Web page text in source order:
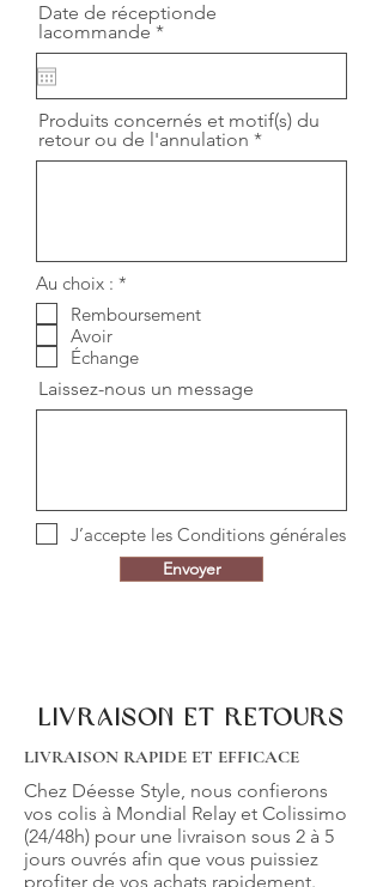
Date de réceptionde
lacommande *r
e
r
e
d
Produits concernés et motif(s) du
retour ou de l'annulation
Au choix : *
l
g
a
t
o
Remboursement
Avoir
Échange
Laissez-nous un message
J’accepte les Conditions générales
Envoyer
Livraison et retours
LIVRAISON RAPIDE ET EFFICACE
Chez Déesse Style, nous confierons
vos colis à Mondial Relay et Colissimo
(24/48h) pour une livraison sous 2 à 5
jours ouvrés afin que vous puissiez
profiter de vos achats rapidement.